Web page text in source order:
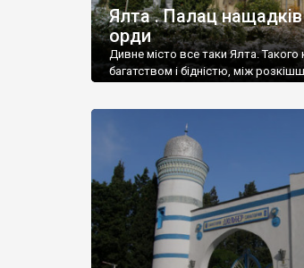
Ялта . Палац
орди
Дивне місто все таки Ялта. Такого
багатством і бідністю, між